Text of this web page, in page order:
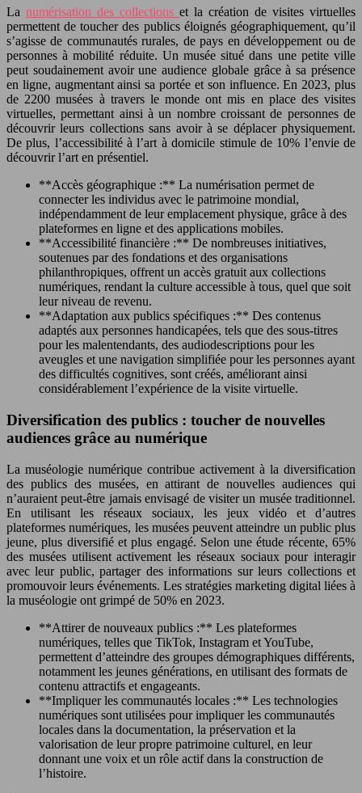
La numérisation des collections et la création de visites virtuelles
permettent de toucher des publics éloignés géographiquement, qu’il
s’agisse de communautés rurales, de pays en développement ou de
personnes à mobilité réduite. Un musée situé dans une petite ville
peut soudainement avoir une audience globale grâce à sa présence
en ligne, augmentant ainsi sa portée et son influence. En 2023, plus
de 2200 musées à travers le monde ont mis en place des visites
virtuelles, permettant ainsi à un nombre croissant de personnes de
découvrir leurs collections sans avoir à se déplacer physiquement.
De plus, l’accessibilité à l’art à domicile stimule de 10% l’envie de
découvrir l’art en présentiel.
**Accès géographique :** La numérisation permet de
connecter les individus avec le patrimoine mondial,
indépendamment de leur emplacement physique, grâce à des
plateformes en ligne et des applications mobiles.
**Accessibilité financière :** De nombreuses initiatives,
soutenues par des fondations et des organisations
philanthropiques, offrent un accès gratuit aux collections
numériques, rendant la culture accessible à tous, quel que soit
leur niveau de revenu.
**Adaptation aux publics spécifiques :** Des contenus
adaptés aux personnes handicapées, tels que des sous-titres
pour les malentendants, des audiodescriptions pour les
aveugles et une navigation simplifiée pour les personnes ayant
des difficultés cognitives, sont créés, améliorant ainsi
considérablement l’expérience de la visite virtuelle.
Diversification des publics : toucher de nouvelles
audiences grâce au numérique
La muséologie numérique contribue activement à la diversification
des publics des musées, en attirant de nouvelles audiences qui
n’auraient peut-être jamais envisagé de visiter un musée traditionnel.
En utilisant les réseaux sociaux, les jeux vidéo et d’autres
plateformes numériques, les musées peuvent atteindre un public plus
jeune, plus diversifié et plus engagé. Selon une étude récente, 65%
des musées utilisent activement les réseaux sociaux pour interagir
avec leur public, partager des informations sur leurs collections et
promouvoir leurs événements. Les stratégies marketing digital liées à
la muséologie ont grimpé de 50% en 2023.
**Attirer de nouveaux publics :** Les plateformes
numériques, telles que TikTok, Instagram et YouTube,
permettent d’atteindre des groupes démographiques différents,
notamment les jeunes générations, en utilisant des formats de
contenu attractifs et engageants.
**Impliquer les communautés locales :** Les technologies
numériques sont utilisées pour impliquer les communautés
locales dans la documentation, la préservation et la
valorisation de leur propre patrimoine culturel, en leur
donnant une voix et un rôle actif dans la construction de
l’histoire.